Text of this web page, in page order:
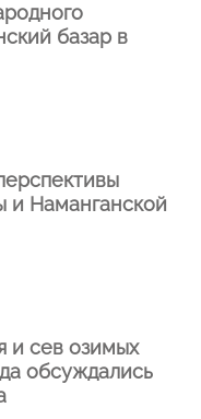
базар в
и Наманганской
и сев озимых
обсуждались